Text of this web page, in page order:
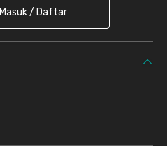
Masuk / Daftar